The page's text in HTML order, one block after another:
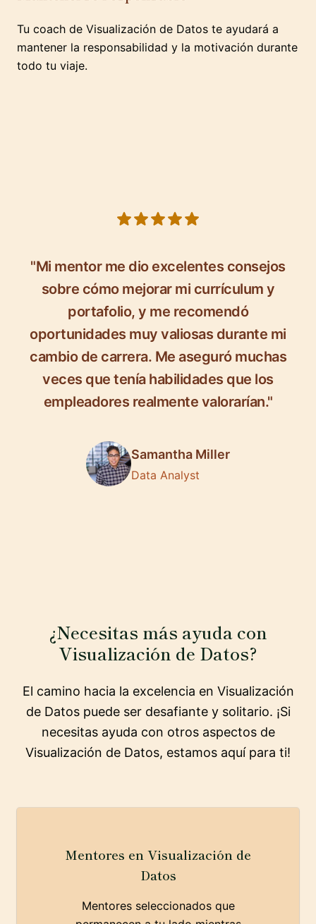
Tu coach de Visualización de Datos te ayudará a
mantener la responsabilidad y la motivación durante
todo tu viaje.
"Mi mentor me dio excelentes consejos
sobre cómo mejorar mi currículum y
portafolio, y me recomendó
oportunidades muy valiosas durante mi
cambio de carrera. Me aseguró muchas
veces que tenía habilidades que los
empleadores realmente valorarían."
Samantha Miller
Data Analyst
¿Necesitas más ayuda con
Visualización de Datos?
El camino hacia la excelencia en Visualización
de Datos puede ser desafiante y solitario. ¡Si
necesitas ayuda con otros aspectos de
Visualización de Datos, estamos aquí para ti!
Mentores en Visualización de
Datos
Mentores seleccionados que